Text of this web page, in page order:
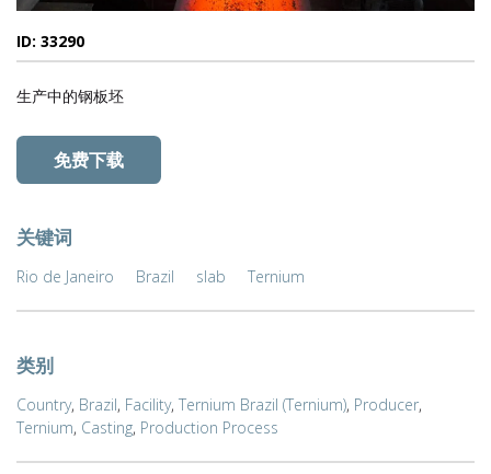
ID: 33290
生产中的钢板坯
免费下载
关键词
Rio de Janeiro Brazil slab Ternium
类别
Country, Brazil, Facility, Ternium Brazil (Ternium), Producer,
Ternium, Casting, Production Process